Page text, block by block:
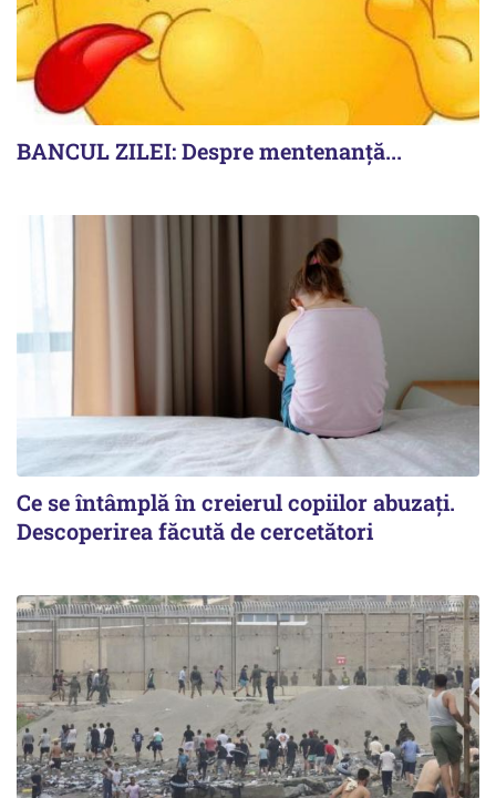
BANCUL ZILEI: Despre mentenanță...
Ce se întâmplă în creierul copiilor abuzați.
Descoperirea făcută de cercetători